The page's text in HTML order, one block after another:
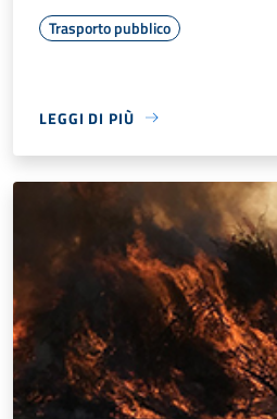
Trasporto pubblico
LEGGI DI PIÙ